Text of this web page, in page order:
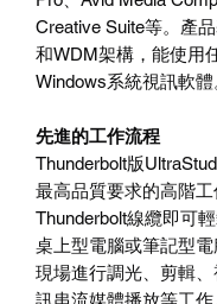
Creative Suite等。產
和WDM架構，能使用
Windows系統視訊軟體
先進的工作流程
Thunderbolt版
最高品質要求的高階
Thunderbolt線纜即可
桌上型電腦或筆記型
現場進行調光、剪輯
訊串流媒體播放等工作